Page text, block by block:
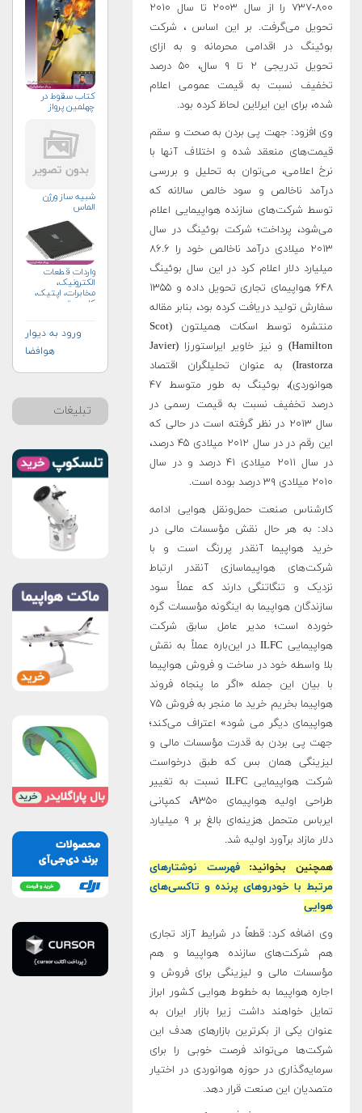
۸۰۰-۷۳۷ را از سال ۲۰۰۳ تا سال ۲۰۱۰
تحویل می‌گرفت. بر این اساس ، شرکت
بوئینگ در اقدامی محرمانه و به ازای
تحویل تدریجی ۲ تا ۹ سال، ۵۰ درصد
تخفیف نسبت به قیمت عمومی اعلام
شده، برای این ایرلاین لحاظ کرده بود.
وی افزود:‌ جهت پی بردن به صحت و سقم
قیمت‌های منعقد شده و اختلاف آنها با
نرخ اعلامی، می‌توان به تحلیل و بررسی
درآمد ناخالص و سود خالص سالانه که
توسط شرکت‌های سازنده هواپیمایی اعلام
می‌شود، پرداخت؛ شرکت بوئینگ در سال
۲۰۱۳ میلادی درآمد ناخالص خود را ۸۶.۶
میلیارد دلار اعلام کرد‌ در این سال بوئینگ
۶۴۸ هواپیمای تجاری تحویل داده و ۱۳۵۵
سفارش تولید دریافت کرده بود‌، بنابر مقاله
منتشره توسط اسکات همیلتون (Scot
Hamilton) و نیز خاویر ایراستورزا (Javier
Irastorza) به عنوان ‌تحلیلگران اقتصاد
هوانوردی)‌، بوئینگ به طور متوسط ۴۷
درصد تخفیف نسبت به قیمت رسمی در
سال ۲۰۱۳ در نظر گرفته است‌ در حالی که
این رقم در در سال ۲۰۱۲ میلادی ۴۵ درصد،
در سال ‌۲۰۱۱ میلادی ۴۱ درصد و در سال
۲۰۱۰ میلادی ۳۹ ‌درصد بوده است.
کارشناس صنعت حمل‌‌و‌نقل هوایی ادامه
داد: به هر حال نقش مؤسسات مالی در
خرید هواپیما آنقدر پررنگ است و با
شرکت‌های هواپیماسازی آنقدر ارتباط
نزدیک و تنگاتنگی دارند که عملاً سود
سازندگان هواپیما به اینگونه مؤسسات گره
خورده است؛ مدیر عامل سابق شرکت
هواپیمایی ILFC در این‌باره عملاً به نقش
بلا واسطه خود در ساخت و فروش هواپیما
با بیان این جمله «اگر ما پنجاه فروند
هواپیما بخریم خرید ما منجر به فروش ۷۵
هواپیمای دیگر می شود» اعتراف می‌کند؛
جهت پی بردن به قدرت مؤسسات مالی و
لیزینگی‌ همان بس که طبق درخواست
شرکت هواپیمایی ILFC ‌نسبت به تغییر
طراحی اولیه هواپیمای A۳۵۰، کمپانی‌
ایرباس متحمل هزینه‌ای بالغ بر ۹ میلیارد
دلار مازاد برآورد اولیه شد.
همچنین بخوانید:فهرست نوشتارهای
مرتبط با خودروهای پرنده و تاکسی‌های
هوایی
وی اضافه کرد: قطعاً در شرایط آزاد تجاری‌
هم شرکت‌های سازنده هواپیما و هم
مؤسسات مالی و لیزینگی برای فروش و
اجاره هواپیما به خطوط هوایی کشور‌ ابراز
تمایل خواهند داشت زیرا بازار ایران به
عنوان یکی از بکرترین بازارهای هدف این
شرکت‌ها می‌تواند فرصت خوبی را برای
سرمایه‌گذاری در حوزه هوانوردی در اختیار
متصدیان این صنعت قرار دهد.
كتاب سقوط در
چهلمين پرواز
شبیه ساز ورژن
الماس
واردات قطعات
الکترونیک،
مخابرات، اپتیک،
کامپیوتر
ورود به دیوار
هوافضا
تبلیغات